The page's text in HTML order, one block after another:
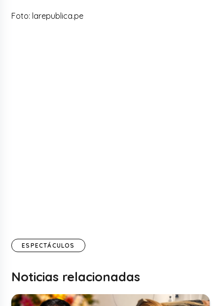
Foto: larepublica.pe
ESPECTÁCULOS
Noticias relacionadas